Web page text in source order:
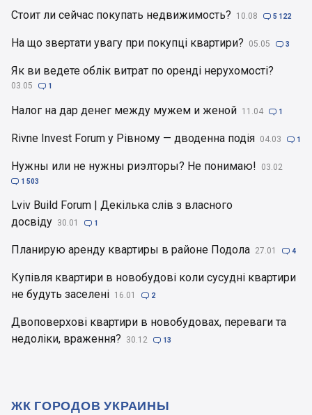
Стоит ли сейчас покупать недвижимость? 10.08  5 122
На що звертати увагу при покупці квартири? 05.05  3
Як ви ведете облік витрат по оренді нерухомості?
03.05  1
Налог на дар денег между мужем и женой 11.04  1
Rivne Invest Forum у Рівному — дводенна подія 04.03  1
Нужны или не нужны риэлторы? Не понимаю! 03.02
 1 503
Lviv Build Forum | Декілька слів з власного
досвіду 30.01  1
Планирую аренду квартиры в районе Подола 27.01  4
Купівля квартири в новобудові коли сусудні квартири
не будуть заселені 16.01  2
Двоповерхові квартири в новобудовах, переваги та
недоліки, враження?
30.12  13
ЖК ГОРОДОВ УКРАИНЫ